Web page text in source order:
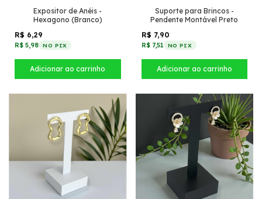
Expositor de Anéis -
Hexagono (Branco)
R$ 6,29
R$ 5,98 NO PIX
Suporte para Brincos -
Pendente Montável Preto
R$ 7,90
R$ 7,51 NO PIX